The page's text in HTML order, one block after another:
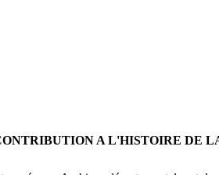
A L'HISTOIRE DE